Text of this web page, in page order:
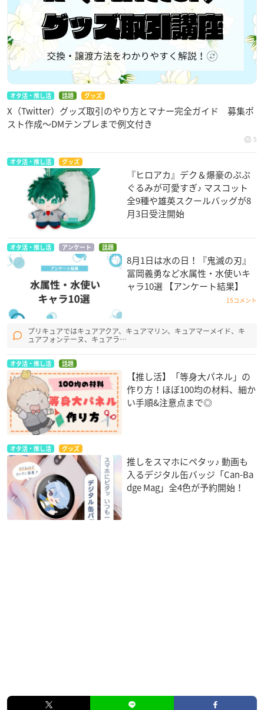
オタ活・推し活 話題 グッズ
X（Twitter）グッズ取引のやり方とマナー完全ガイド 募集ポ
スト作成〜DMテンプレまで例文付き
5
オタ活・推し活 グッズ
『ヒロアカ』デク＆爆豪のぷぷ
ぐるみが可愛すぎ♪ マスコット
全9種や雄英スクールバッグが8
月3日受注開始
オタ活・推し活 アンケート 話題
8月1日は水の日！『鬼滅の刃』
冨岡義勇など水属性・水使いキ
ャラ10選 【アンケート結果】
15コメント
プリキュアではキュアアクア、キュアマリン、キュアマーメイド、キ
ュアフォンテーヌ、キュアラ…
オタ活・推し活 話題
【推し活】「等身大パネル」の
作り方！ほぼ100均の材料、細か
い手順&注意点まで◎
オタ活・推し活 グッズ
推しをスマホにペタッ♪ 動画も
入るデジタル缶バッジ「Can-Ba
dge Mag」全4色が予約開始！